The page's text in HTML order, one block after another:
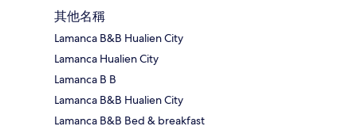
其他名稱
Lamanca B&B Hualien City
Lamanca Hualien City
Lamanca B B
Lamanca B&B Hualien City
Lamanca B&B Bed & breakfast